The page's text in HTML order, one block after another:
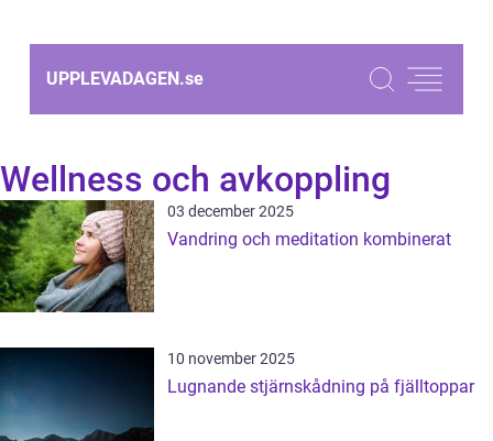
UPPLEVADAGEN.se
Wellness och avkoppling
03 december 2025
Vandring och meditation kombinerat
10 november 2025
Lugnande stjärnskådning på fjälltoppar